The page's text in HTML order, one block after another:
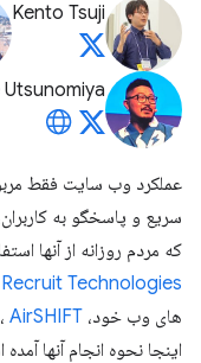
Kento Tsuji
Utsunomiya
عملکرد وب سایت فقط
سریع و پاسخگو به
که مردم روزانه از آنها
Recruit Technologies
های وب خود، AirSHIFT
اینجا نحوه انجام آنها